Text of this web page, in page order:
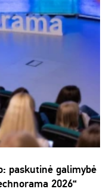
paskutinė galimybė
2026“